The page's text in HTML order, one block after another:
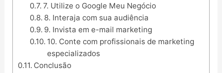
7. Utilize o Google Meu Negócio
8. Interaja com sua audiência
9. Invista em e-mail marketing
10. Conte com profissionais de marketing
especializados
Conclusão